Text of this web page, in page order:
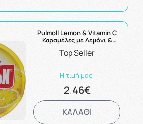
Pulmoll Lemon & Vitamin C
Καραμέλες με Λεμόνι &
Βιταμίνη C 45g
Top Seller
Η τιμή μας:
2.46€
ΚΑΛΑΘΙ